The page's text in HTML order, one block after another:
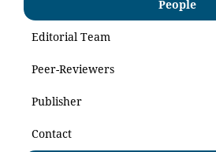
People
Editorial Team
Peer-Reviewers
Publisher
Contact